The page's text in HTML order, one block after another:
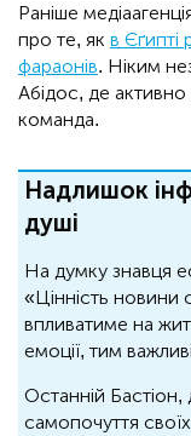
Раніше
про те, як в Єґипті
фараонів. Ніким
Абідос, де
команда.
Надлишок
душі
На думку знавця
«Цінність новини
впливатиме на
емоції, тим
Останній
самопочуття